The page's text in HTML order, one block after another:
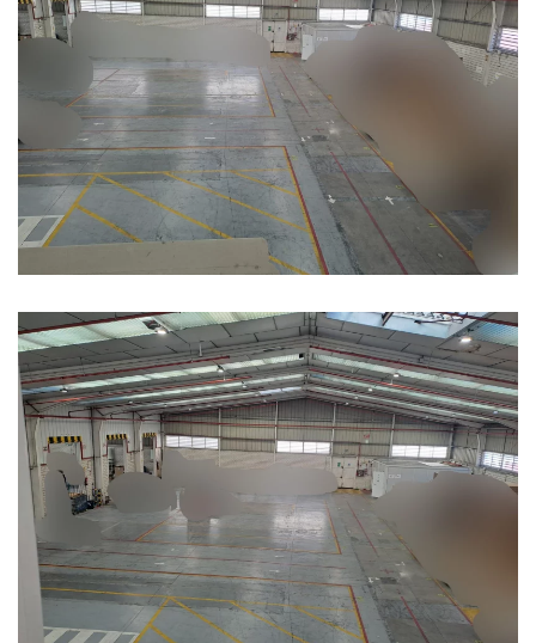
Ampliar
Ampliar